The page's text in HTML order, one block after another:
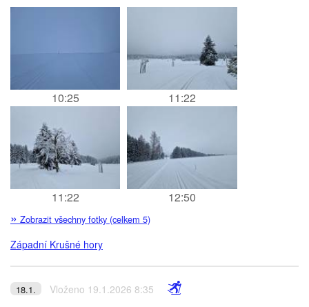
10:25 11:22
11:22 12:50
» Zobrazit všechny fotky (celkem 5)
Západní Krušné hory
18.1. Vloženo 19.1.2026 8:35